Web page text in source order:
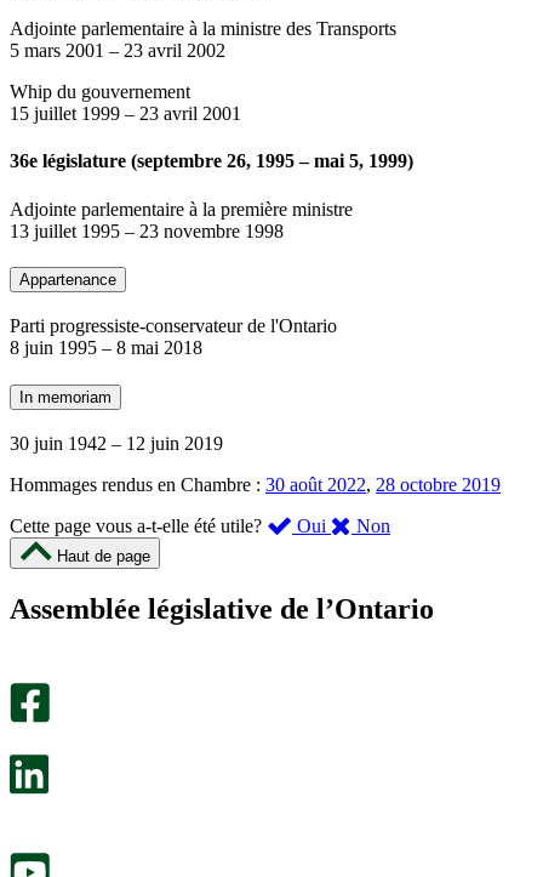
Adjointe parlementaire à la ministre des Transports
5 mars 2001 – 23 avril 2002
Whip du gouvernement
15 juillet 1999 – 23 avril 2001
36e législature (septembre 26, 1995 – mai 5, 1999)
Adjointe parlementaire à la première ministre
13 juillet 1995 – 23 novembre 1998
Appartenance
Parti progressiste-conservateur de l'Ontario
8 juin 1995 – 8 mai 2018
In memoriam
30 juin 1942 – 12 juin 2019
Hommages rendus en Chambre : 30 août 2022, 28 octobre 2019
Cette page vous a-t-elle été utile?
Oui ,
été
Non
m’a
Haut de page
Assemblée législative de l’Ontario